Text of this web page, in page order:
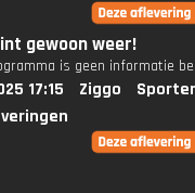
gewoon weer!
is geen informatie
17:15 Ziggo